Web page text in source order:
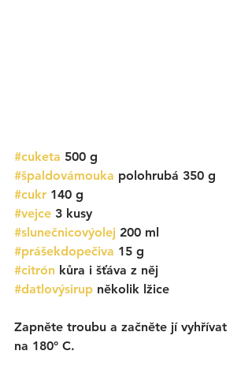
#cuketa 500 g
#špaldovámouka polohrubá 350 g
#cukr 140 g
#vejce 3 kusy
#slunečnicovýolej 200 ml
#prášekdopečiva 15 g
#citrón kůra i šťáva z něj
#datlovýsirup několik lžice
Zapněte troubu a začněte jí vyhřívat
na 180° C.